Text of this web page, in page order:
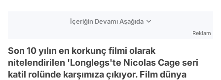
İçeriğin Devamı Aşağıda
Reklam
Son 10 yılın en korkunç filmi olarak
nitelendirilen 'Longlegs'te Nicolas Cage seri
katil rolünde karşımıza çıkıyor. Film dünya